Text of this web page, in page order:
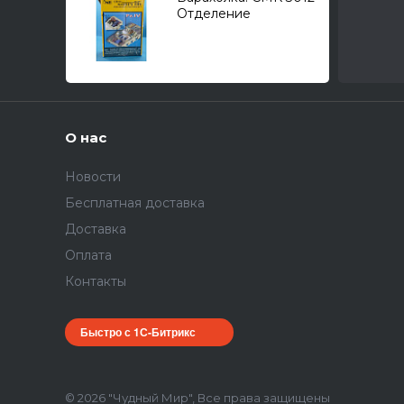
Отделение
О нас
Новости
Бесплатная доставка
Доставка
Оплата
Контакты
Быстро с 1С-Битрикс
© 2026 "Чудный Мир", Все права защищены